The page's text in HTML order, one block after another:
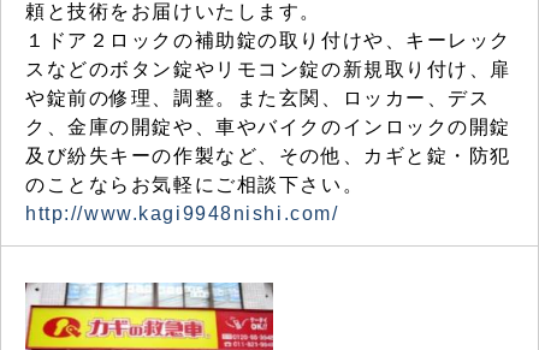
頼と技術をお届けいたします。
１ドア２ロックの補助錠の取り付けや、キーレック
スなどのボタン錠やリモコン錠の新規取り付け、扉
や錠前の修理、調整。また玄関、ロッカー、デス
ク、金庫の開錠や、車やバイクのインロックの開錠
及び紛失キーの作製など、その他、カギと錠・防犯
のことならお気軽にご相談下さい。
http://www.kagi9948nishi.com/